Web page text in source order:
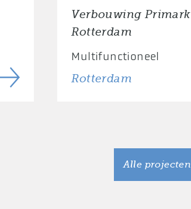
Verbouwing Primark
Rotterdam
Multifunctioneel
Rotterdam
Alle projecten